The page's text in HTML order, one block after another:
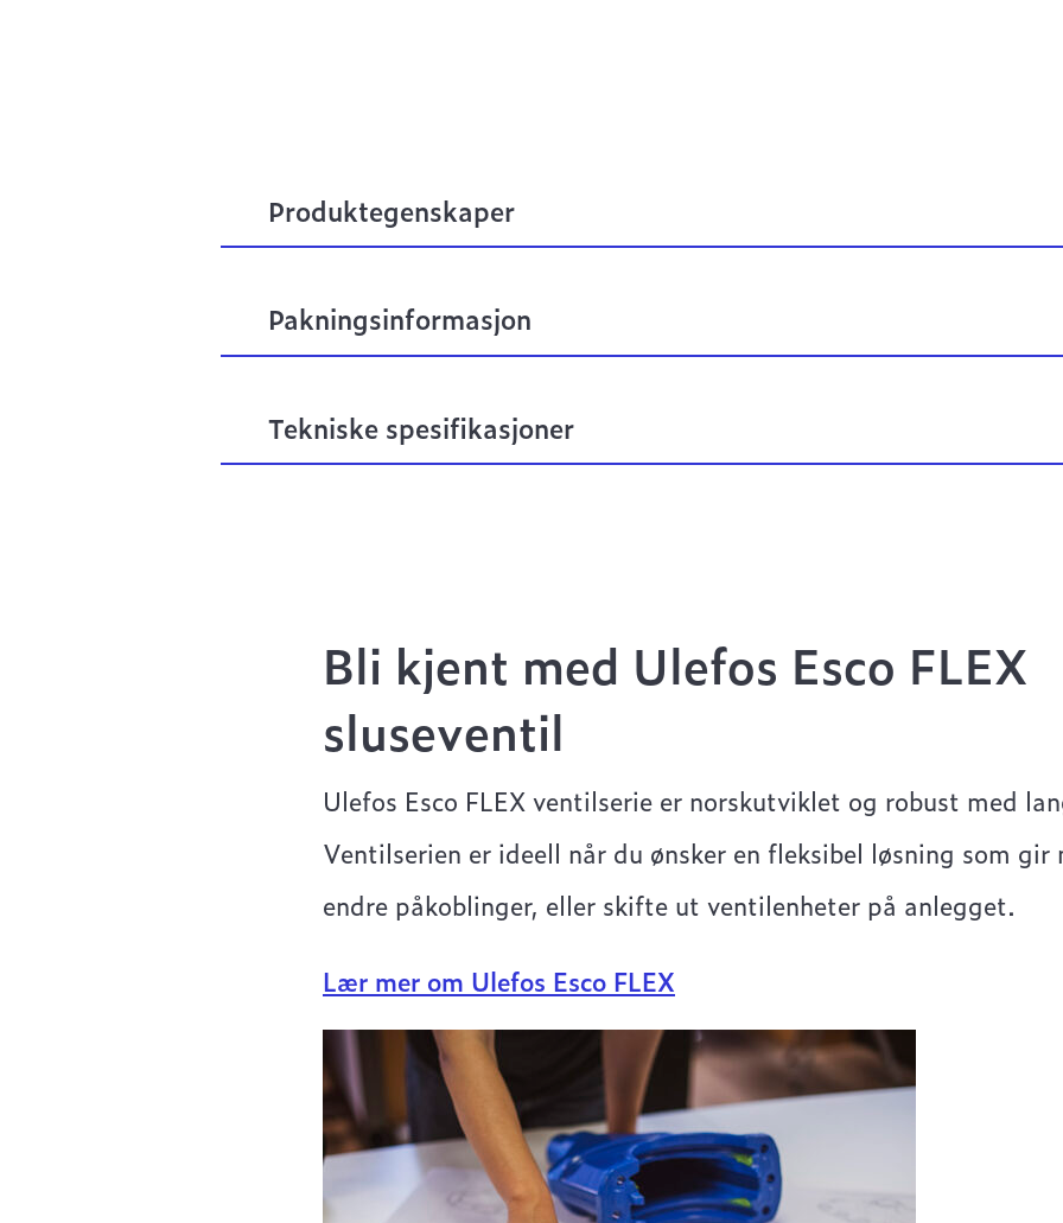
Produktegenskaper
Pakningsinformasjon
Tekniske spesifikasjoner
Bli kjent med Ulefos Esco FLEX
sluseventil
Ulefos Esco FLEX ventilserie er norskutviklet og robust med
Ventilserien er ideell når du ønsker en fleksibel løsning som
endre påkoblinger, eller skifte ut ventilenheter på anlegget.
Lær mer om Ulefos Esco FLEX